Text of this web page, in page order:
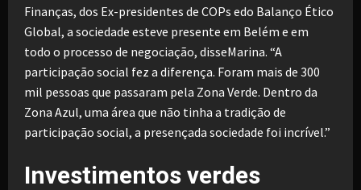
Finanças, dos Ex-presidentes de COPs edo Balanço Ético
Global, a sociedade esteve presente em Belém e em
todo o processo de negociação, disseMarina. “A
participação social fez a diferença. Foram mais de 300
mil pessoas que passaram pela Zona Verde. Dentro da
Zona Azul, uma área que não tinha a tradição de
participação social, a presençada sociedade foi incrível.”
Investimentos verdes